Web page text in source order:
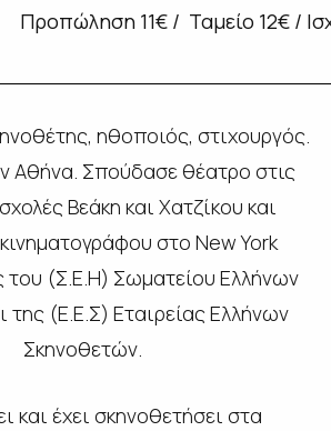
Προπώληση 11€ / Ταμείο 12€ /
ηθοποιός, στιχουργός.
Αθήνα. Σπούδασε θέατρο στις
Βεάκη και Χατζίκου και
στο New York
του (Σ.Ε.Η) Σωματείου Ελλήνων
της (Ε.Ε.Σ) Εταιρείας Ελλήνων
Σκηνοθετών.
και έχει σκηνοθετήσει στα